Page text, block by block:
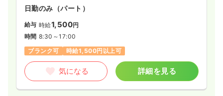
※一例
時間 8:30～17:30（休憩60分）
年間休日120日
ブランク可
第二新卒可 月給25万円以上可
気になる 詳細を見る
日勤のみ（パート）
給与 時給1,500円
時間 8:30～17:00
ブランク可
時給1,500円以上可
気になる 詳細を見る